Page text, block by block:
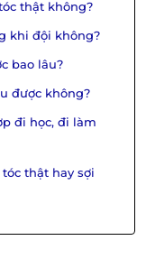
thật không?
khi đội không?
bao lâu?
được không?
đi học, đi làm
thật hay sợi